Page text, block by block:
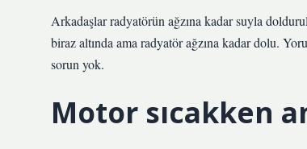
Arkadaşlar radyatörün ağzına kadar suyla
biraz altında ama radyatör ağzına kadar dolu.
sorun yok.
Motor sıcakken